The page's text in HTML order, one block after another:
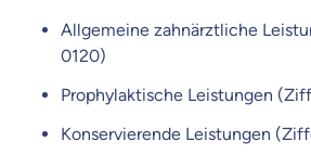
Allgemeine zahnärztliche
0120)
Prophylaktische Leistungen
Konservierende Leistungen